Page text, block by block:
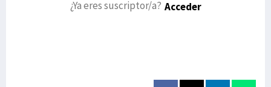
¿Ya eres suscriptor/a? Acceder